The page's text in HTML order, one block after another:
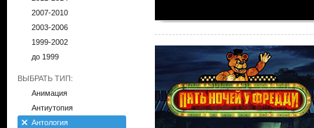
2007-2010
2003-2006
1999-2002
до 1999
ВЫБРАТЬ ТИП:
Анимация
Антиутопия
Антология